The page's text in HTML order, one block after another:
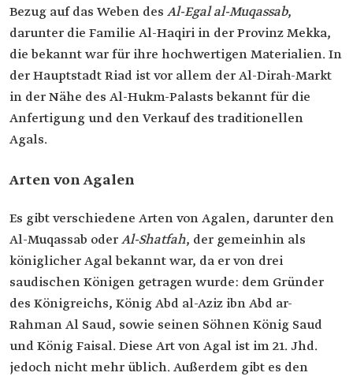
Bezug auf das Weben des Al-Egal al-Muqassab,
darunter die Familie Al-Haqiri in der Provinz Mekka,
die bekannt war für ihre hochwertigen Materialien. In
der Hauptstadt Riad ist vor allem der Al-Dirah-Markt
in der Nähe des Al-Hukm-Palasts bekannt für die
Anfertigung und den Verkauf des traditionellen
Agals.
Arten von Agalen
Es gibt verschiedene Arten von Agalen, darunter den
Al-Muqassab oderAl-Shatfah, der gemeinhin als
königlicher Agal bekannt war, da er von drei
saudischen Königen getragen wurde: dem Gründer
des Königreichs, König Abd al-Aziz ibn Abd ar-
Rahman Al Saud, sowie seinen Söhnen König Saud
und König Faisal. Diese Art von Agal ist im 21. Jhd.
jedoch nicht mehr üblich. Außerdem gibt es den